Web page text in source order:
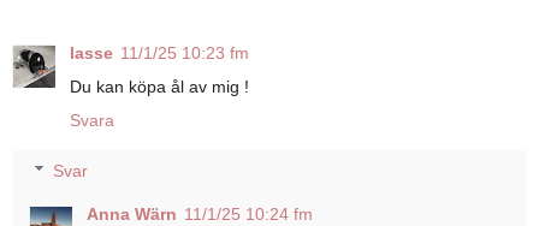
lasse 11/1/25 10:23 fm
Du kan köpa ål av mig !
Svara
Svar
Anna Wärn 11/1/25 10:24 fm